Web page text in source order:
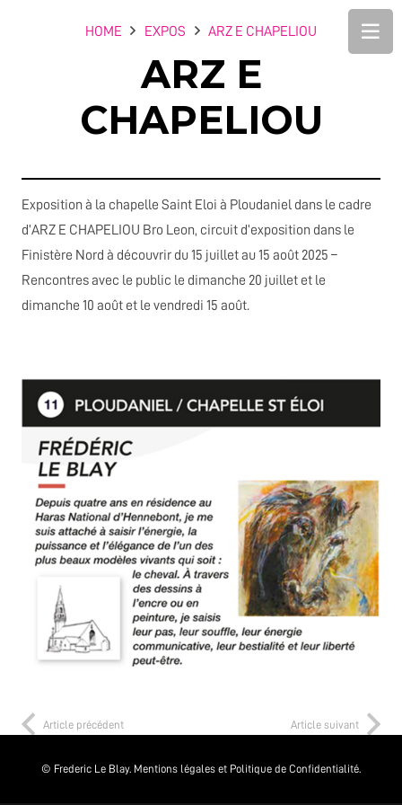
HOME EXPOS ARZ E CHAPELIOU
ARZ E
CHAPELIOU
Exposition à la chapelle Saint Eloi à Ploudaniel dans le cadre
d’ARZ E CHAPELIOU Bro Leon, circuit d’exposition dans le
Finistère Nord à découvrir du 15 juillet au 15 août 2025 –
Rencontres avec le public le dimanche 20 juillet et le
dimanche 10 août et le vendredi 15 août.
Article précédent Article suivant
© Frederic Le Blay. Mentions légales et Politique de Confidentialité.